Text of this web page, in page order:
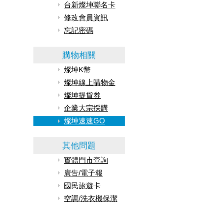
台新燦坤聯名卡
修改會員資訊
忘記密碼
購物相關
燦坤K幣
燦坤線上購物金
燦坤提貨券
企業大宗採購
燦坤速速GO
其他問題
實體門市查詢
廣告/電子報
國民旅遊卡
空調/洗衣機保潔